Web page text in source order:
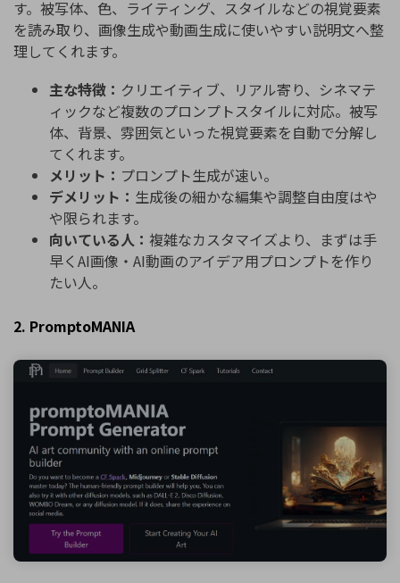
す。被写体、色、ライティング、スタイルなどの視覚要素
を読み取り、画像生成や動画生成に使いやすい説明文へ整
理してくれます。
主な特徴： クリエイティブ、リアル寄り、シネマテ
ィックなど複数のプロンプトスタイルに対応。被写
体、背景、雰囲気といった視覚要素を自動で分解し
てくれます。
メリット： プロンプト生成が速い。
デメリット： 生成後の細かな編集や調整自由度はや
や限られます。
向いている人： 複雑なカスタマイズより、まずは手
早くAI画像・AI動画のアイデア用プロンプトを作り
たい人。
2. PromptoMANIA